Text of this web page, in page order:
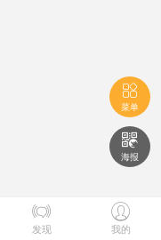

菜单

海报

发现

我的